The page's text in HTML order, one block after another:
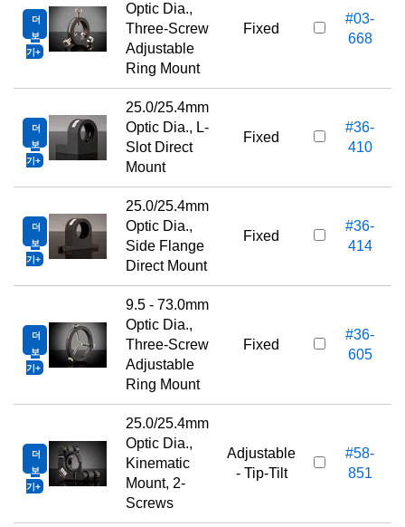
더
보
기
Optic Dia.,
Three-Screw
Adjustable
Ring Mount
Fixed
#03-
668
더
보
기
25.0/25.4mm
Optic Dia., L-
Slot Direct
Mount
Fixed
#36-
410
더
보
기
25.0/25.4mm
Optic Dia.,
Side Flange
Direct Mount
Fixed
#36-
414
더
보
기
9.5 - 73.0mm
Optic Dia.,
Three-Screw
Adjustable
Ring Mount
Fixed
#36-
605
더
보
기
25.0/25.4mm
Optic Dia.,
Kinematic
Mount, 2-
Screws
Adjustable
- Tip-Tilt
#58-
851